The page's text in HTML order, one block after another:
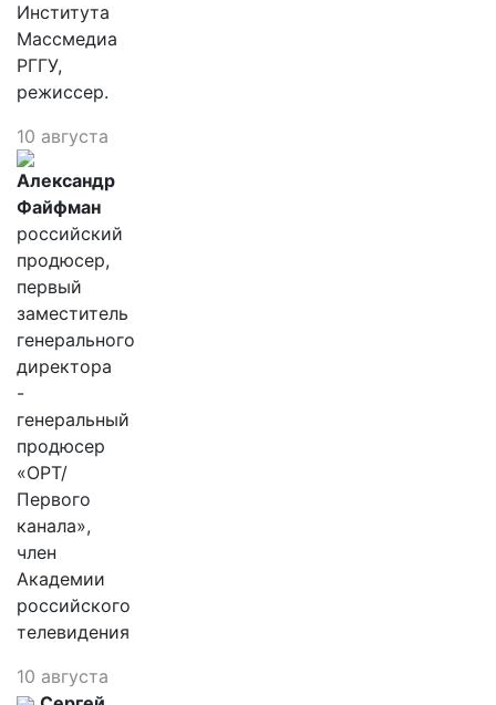
Института
Массмедиа
РГГУ,
режиссер.
10 августа
Александр
Файфман
российский
продюсер,
первый
заместитель
генерального
директора
-
генеральный
продюсер
«ОРТ/
Первого
канала»,
член
Академии
российского
телевидения
10 августа